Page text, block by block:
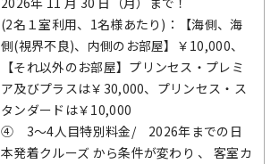
(2名１室利用、1名様あたり)：【海側、海
側(視界不良)、内側のお部屋】￥10,000、
【それ以外のお部屋】プリンセス・プレミ
ア及びプラスは￥30,000、プリンセス・ス
タンダードは￥10,000
④ 3～4人目特別料金/ 2026年までの日
本発着クルーズ から条件が変わり 、 客室カ